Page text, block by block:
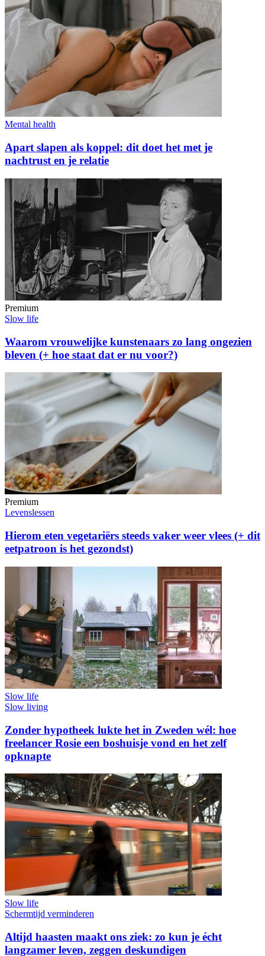
Mental health
Apart slapen als koppel: dit doet het met je
nachtrust en je relatie
Premium
Slow life
Waarom vrouwelijke kunstenaars zo lang ongezien
bleven (+ hoe staat dat er nu voor?)
Premium
Levenslessen
Hierom eten vegetariërs steeds vaker weer vlees (+ dit
eetpatroon is het gezondst)
Slow life
Slow living
Zonder hypotheek lukte het in Zweden wél: hoe
freelancer Rosie een boshuisje vond en het zelf
opknapte
Slow life
Schermtijd verminderen
Altijd haasten maakt ons ziek: zo kun je écht
langzamer leven, zeggen deskundigen